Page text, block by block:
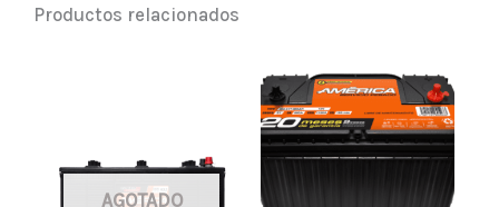
Productos relacionados
AGOTADO